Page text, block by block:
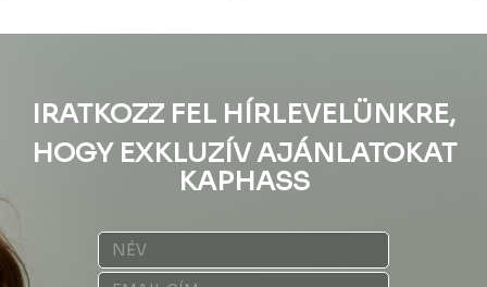
IRATKOZZ FEL HÍRLEVELÜNKRE,
HOGY EXKLUZÍV AJÁNLATOKAT
KAPHASS